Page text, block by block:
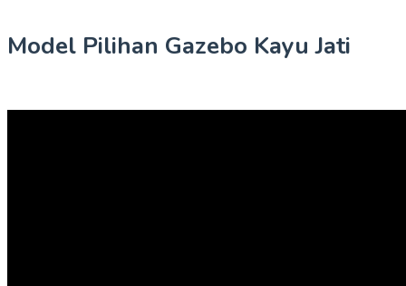
Model Pilihan Gazebo Kayu Jati